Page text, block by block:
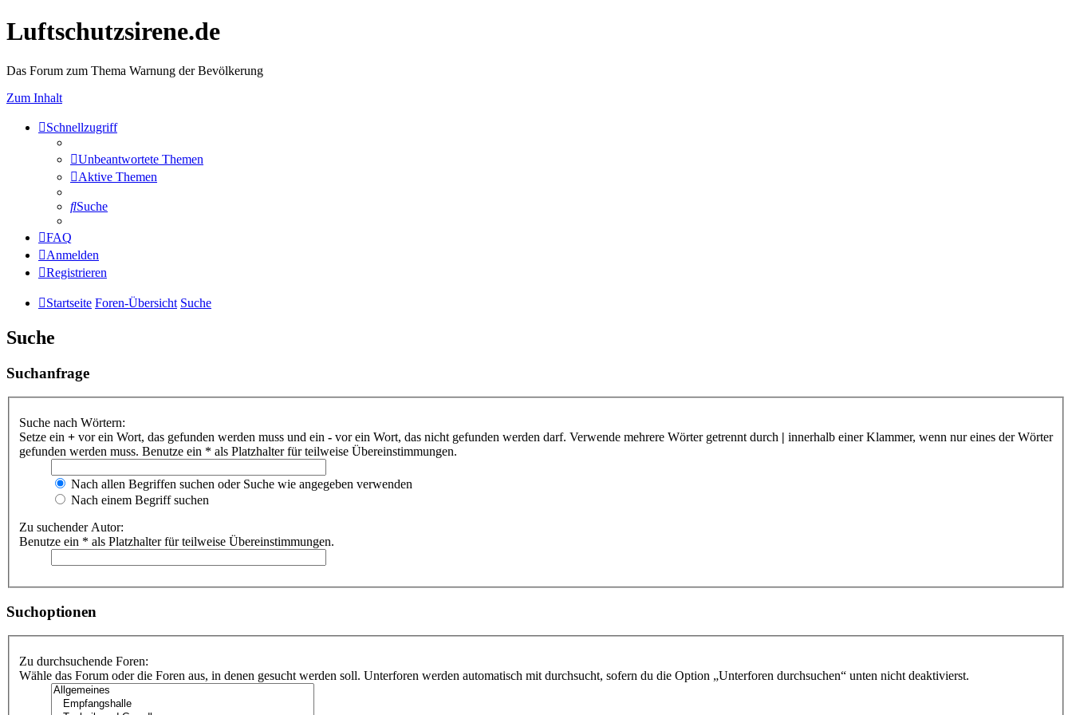
Luftschutzsirene.de
Das Forum zum Thema Warnung der Bevölkerung
Zum Inhalt
Schnellzugriff
Unbeantwortete Themen
Aktive Themen
Suche
FAQ
Anmelden
Registrieren
Startseite Foren-Übersicht Suche
Suche
Suchanfrage
Suche nach Wörtern:
Setze ein + vor ein Wort, das gefunden werden muss und ein - vor ein Wort, das nicht gefunden werden darf. Verwende mehrere Wörter getrennt durch | innerhalb einer Klammer, wenn nur eines der Wörter
gefunden werden muss. Benutze ein * als Platzhalter für teilweise Übereinstimmungen.
Nach allen Begriffen suchen oder Suche wie angegeben verwenden
Nach einem Begriff suchen
Zu suchender Autor:
Benutze ein * als Platzhalter für teilweise Übereinstimmungen.
Suchoptionen
Zu durchsuchende Foren:
Wähle das Forum oder die Foren aus, in denen gesucht werden soll. Unterforen werden automatisch mit durchsucht, sofern du die Option „Unterforen durchsuchen“ unten nicht deaktivierst.